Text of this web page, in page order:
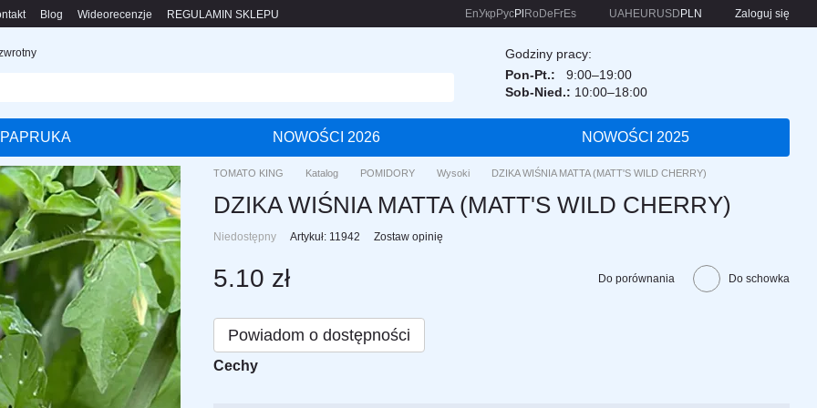
Blog Wideorecenzje REGULAMIN SKLEPU EnУкр РусPl Ro De FrEs UAH EURUSD PLN Zaloguj się
Godziny pracy:
Pon-Pt.:
9:00–19:00
Sob-Nied.: 10:00–18:00
PAPRUKA NOWOŚCI 2026 NOWOŚCI 2025
TOMATO KING Katalog POMIDORY Wysoki DZIKA WIŚNIA MATTA (MATT'S WILD CHERRY)
DZIKA WIŚNIA MATTA (MATT'S WILD CHERRY)
Niedostępny Artykuł: 11942 Zostaw opinię
5.10 zł Do porównania Do schowka
Powiadom o dostępności
Cechy